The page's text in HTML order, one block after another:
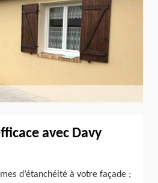
avec Davy
d’étanchéité à votre façade ;